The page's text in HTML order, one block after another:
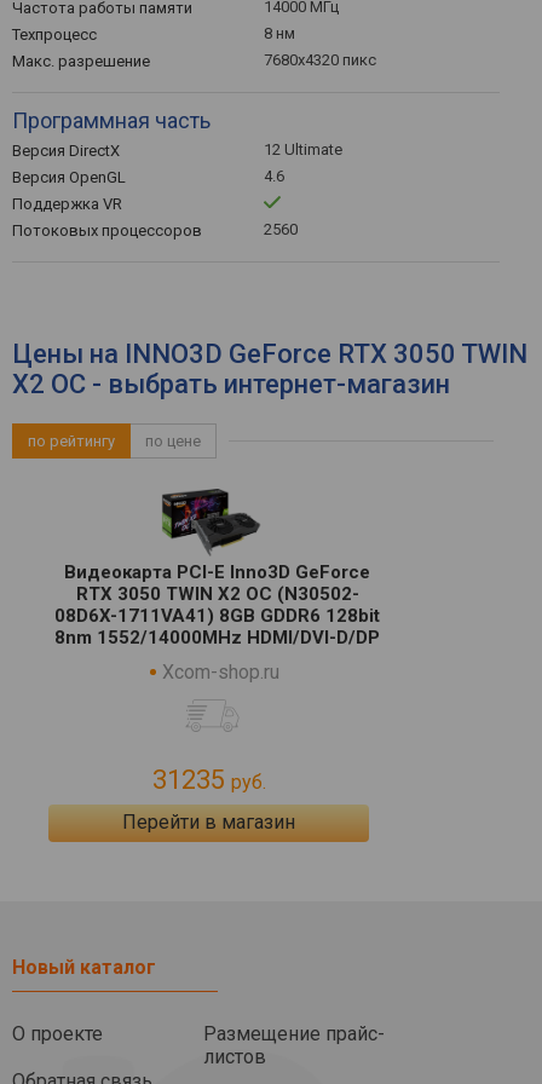
Частота работы памяти
14000 МГц
Техпроцесс
8 нм
Макс. разрешение
7680x4320 пикс
Программная часть
Версия DirectX
12 Ultimate
Версия OpenGL
4.6
Поддержка VR
Потоковых процессоров
2560
Цены на INNO3D GeForce RTX 3050 TWIN
X2 OC - выбрать интернет-магазин
по рейтингу по цене
Видеокарта PCI-E Inno3D GeForce
RTX 3050 TWIN X2 OC (N30502-
08D6X-1711VA41) 8GB GDDR6 128bit
8nm 1552/14000MHz HDMI/DVI-D/DP
Xcom-shop.ru
31235 руб.
Перейти в магазин
Новый каталог
О проекте
Размещение прайс-
листов